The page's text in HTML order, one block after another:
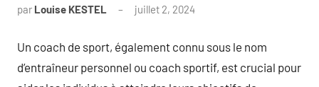
par Louise KESTEL juillet 2, 2024
Un coach de sport, également connu sous le nom
d’entraîneur personnel ou coach sportif, est crucial pour